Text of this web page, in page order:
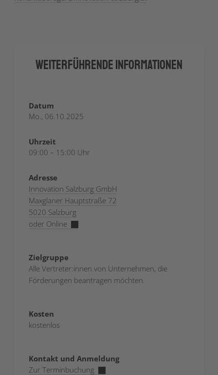
Weiterführende Informationen
Datum
Mo., 06.10.2025
Uhrzeit
09:00 – 15:00 Uhr
Adresse
Innovation Salzburg GmbH
Maxglaner Hauptstraße 72
5020 Salzburg
oder Online
Zielgruppe
Alle Vertreter:innen von Unternehmen, die
Förderungen beantragen möchten.
Kosten
kostenlos
Kontakt und Anmeldung
Zur Terminbuchung